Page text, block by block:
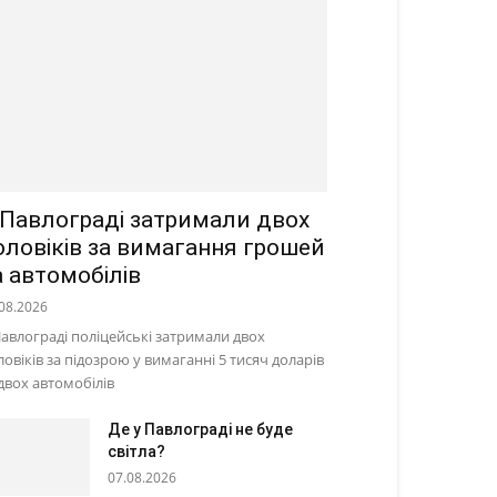
затримали двох
за вимагання грошей
автомобілів
поліцейські затримали двох
за підозрою у вимаганні 5 тисяч доларів
автомобілів
Де у Павлограді не буде
світла?
07.08.2026